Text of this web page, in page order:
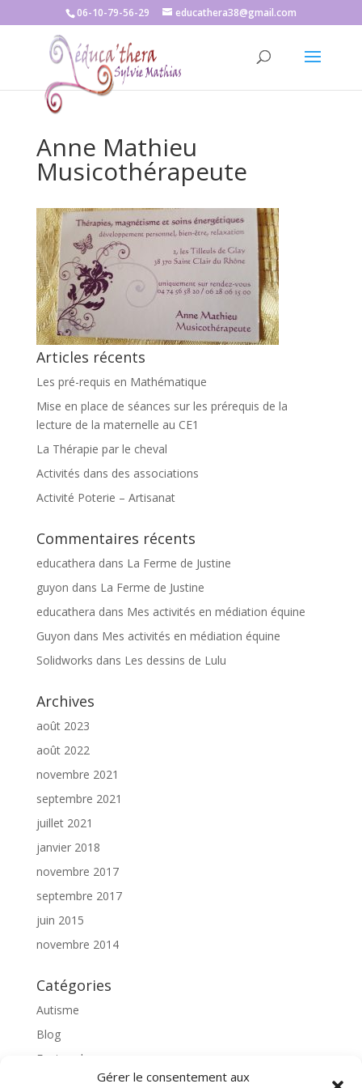
Gérer le consentement aux
06-10-79-56-29 educathera38@gmail.com
Anne Mathieu
Musicothérapeute
Articles récents
Les pré-requis en Mathématique
Mise en place de séances sur les prérequis de la
lecture de la maternelle au CE1
La Thérapie par le cheval
Activités dans des associations
Activité Poterie – Artisanat
Commentaires récents
educathera dans La Ferme de Justine
guyon dans La Ferme de Justine
educathera dans Mes activités en médiation équine
Guyon dans Mes activités en médiation équine
Solidworks dans Les dessins de Lulu
Archives
août 2023
août 2022
novembre 2021
septembre 2021
juillet 2021
janvier 2018
novembre 2017
septembre 2017
juin 2015
novembre 2014
Catégories
Autisme
Blog
Featured
l'apprentissage scolaire